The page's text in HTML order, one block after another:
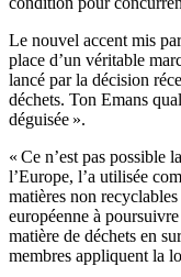
Le nouvel accent mis
place d’un véritable
lancé par la décision
déchets. Ton Emans
déguisée ».
« Ce n’est pas possible
l’Europe, l’a utilisée
matières non
européenne à
matière de déchets en
membres appliquent la